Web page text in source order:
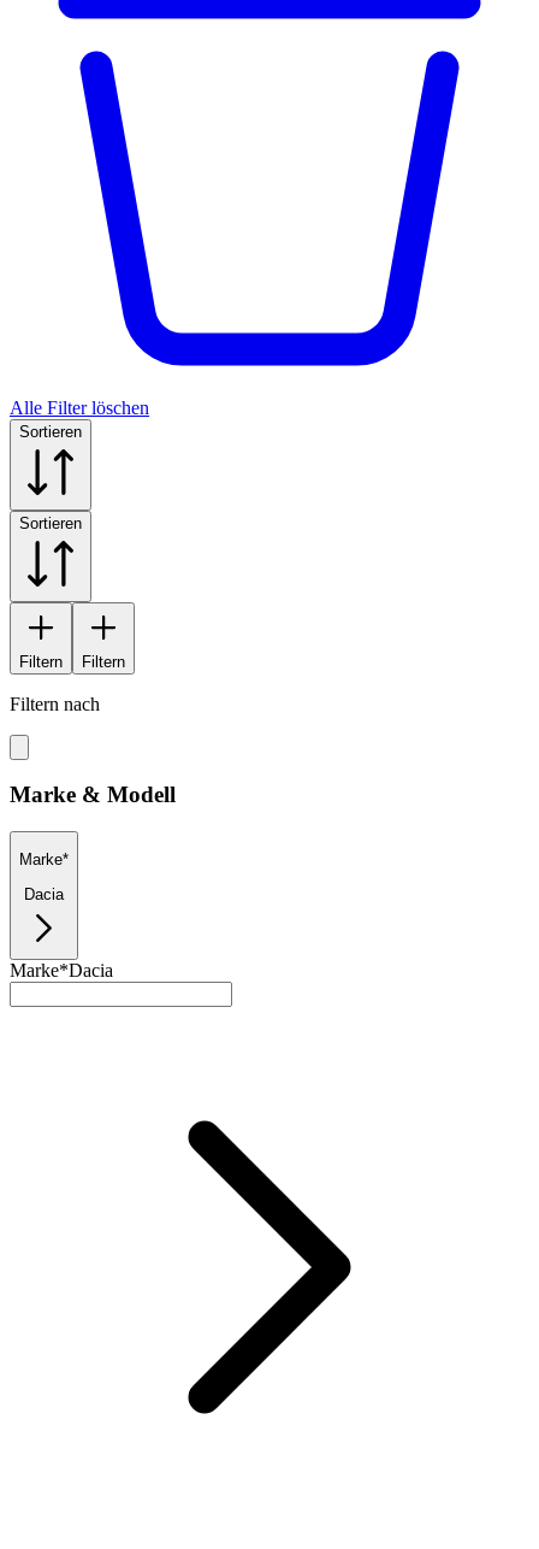
Alle Filter löschen
Sortieren
Sortieren
Filtern Filtern
Filtern nach
Marke & Modell
Marke*
Dacia
Marke*Dacia